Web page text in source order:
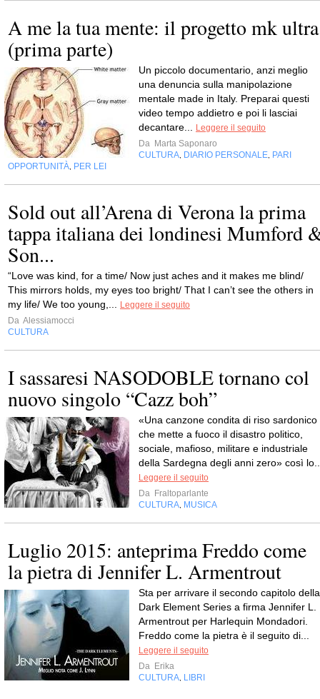
A me la tua mente: il progetto mk ultra
(prima parte)
Un piccolo documentario, anzi meglio
una denuncia sulla manipolazione
mentale made in Italy. Preparai questi
video tempo addietro e poi li lasciai
decantare...
Leggere il seguito
Da Marta Saponaro
CULTURA DIARIO PERSONALE PARI
OPPORTUNITÀ PER LEI
Sold out all’Arena di Verona la prima
tappa italiana dei londinesi Mumford
Son...
“Love was kind, for a time/ Now just aches and it makes me blind/
This mirrors holds, my eyes too bright/ That I can’t see the others in
my life/ We too young,...
Leggere il seguito
Da Alessiamocci
CULTURA
I sassaresi NASODOBLE tornano col
nuovo singolo “Cazz boh”
«Una canzone condita di riso sardonico
che mette a fuoco il disastro politico,
sociale, mafioso, militare e industriale
della Sardegna degli anni zero» così
Leggere il seguito
Da Fraltoparlante
CULTURA MUSICA
Luglio 2015: anteprima Freddo come
la pietra di Jennifer L. Armentrout
Sta per arrivare il secondo capitolo della
Dark Element Series a firma Jennifer L.
Armentrout per Harlequin Mondadori.
Freddo come la pietra è il seguito di...
Leggere il seguito
Da Erika
CULTURA LIBRI